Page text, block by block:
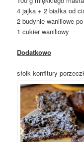
4 jajka + 2 białka od
2 budynie waniliowe
1 cukier waniliowy
Dodatkowo
słoik konfitury